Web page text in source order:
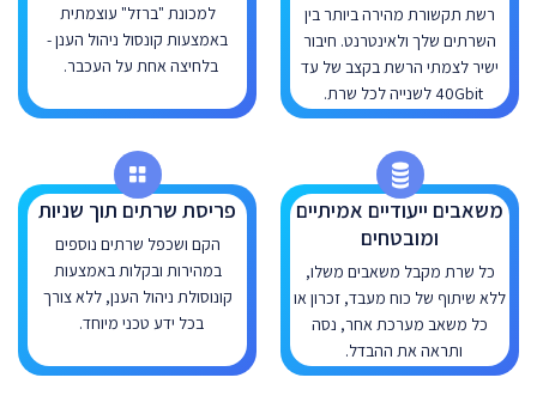
רשת תקשורת מהירה ביותר בין
השרתים שלך ולאינטרנט. חיבור
ישיר לצמתי הרשת בקצב של עד
40Gbit לשנייה לכל שרת.
למכונת "ברזל" עוצמתית
באמצעות קונסול ניהול הענן -
בלחיצה אחת על העכבר.
משאבים ייעודיים אמיתיים
ומובטחים
כל שרת מקבל משאבים משלו,
ללא שיתוף של כוח מעבד, זכרון או
כל משאב מערכת אחר, נסה
ותראה את ההבדל.
פריסת שרתים תוך שניות
הקם ושכפל שרתים נוספים
במהירות ובקלות באמצעות
קונוסולת ניהול הענן, ללא צורך
בכל ידע טכני מיוחד.